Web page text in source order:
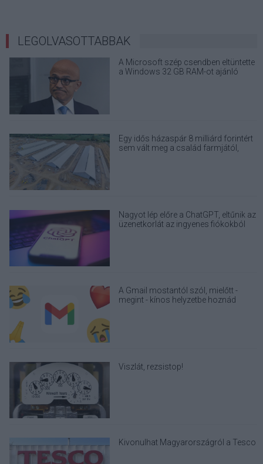
LEGOLVASOTTABBAK
A Microsoft szép csendben eltüntette
a Windows 32 GB RAM-ot ajánló
Egy idős házaspár 8 milliárd forintért
sem vált meg a család farmjától,
Nagyot lép előre a ChatGPT, eltűnik az
üzenetkorlát az ingyenes fiókokból
A Gmail mostantól szól, mielőtt -
megint - kínos helyzetbe hoznád
Viszlát, rezsistop!
Kivonulhat Magyarországról a Tesco